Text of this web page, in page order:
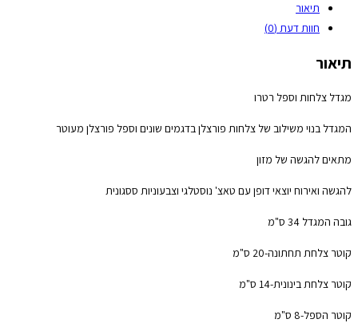
תיאור
חוות דעת (0)
תיאור
מגדל צלחות וספל רטרו
המגדל בנוי משילוב של צלחות פורצלן בדגמים שונים וספל פורצלן מעוטר
מתאים להגשה של מזון
להגשה ואירוח יוצאי דופן עם טאצ' נוסטלגי וצבעוניות ססגונית
גובה המגדל 34 ס"מ
קוטר צלחת תחתונה-20 ס"מ
קוטר צלחת בינונית-14 ס"מ
קוטר הספל-8 ס"מ